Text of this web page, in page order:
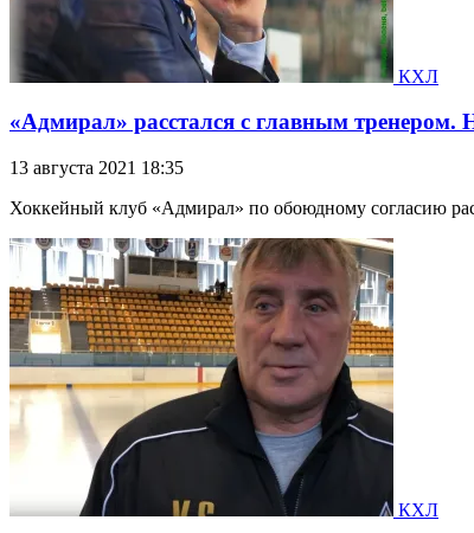
КХЛ
«Адмирал» расстался с главным тренером.
13 августа 2021 18:35
Хоккейный клуб «Адмирал» по обоюдному согласию
КХЛ